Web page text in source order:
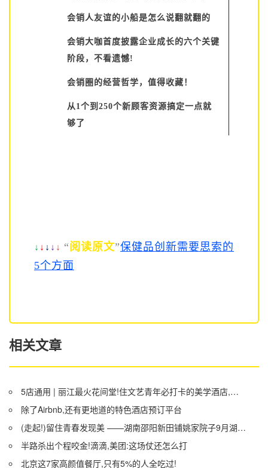
会销人友谊的小船是怎么说翻就翻的
会销大咖首度披露企业成长的六个关键
阶段，不看遗憾!
会销圈的经营哲学，值得收藏！
从1个到250个新顾客资源搞定一点就
够了
↓ ↓ ↓ ↓ ↓ “阅读原文”保健品创新需要思索的
5个方面
相关文章
5店通用 | 丽江最火花间堂!住文艺青年必打卡的美学酒店,包接机、下午茶,开业以来最冰点的福利!
除了Airbnb,还有更地道的特色酒店预订平台
(走起!)留住青春发现美 ——湖南邵阳新田铺姚家院子9月湖北4天3晚游召集令
半路杀出个程咬金!滴滴,美团:这场仗还怎么打
北京这7家高颜值餐厅,只有5%的人全吃过!